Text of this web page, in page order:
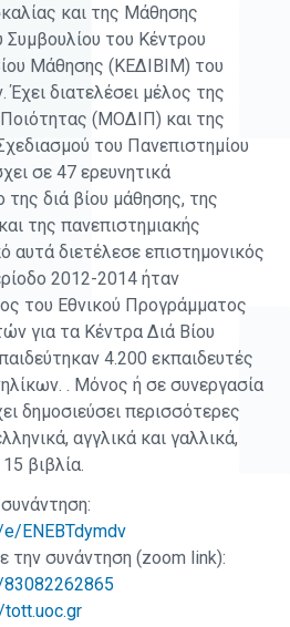
και της Μάθησης
του Κέντρου
Μάθησης (ΚΕΔΙΒΙΜ) του
διατελέσει μέλος της
(ΜΟΔΙΠ) και της
του Πανεπιστημίου
σε 47 ερευνητικά
διά βίου μάθησης, της
της πανεπιστημιακής
αυτά διετέλεσε επιστημονικός
2012-2014 ήταν
του Εθνικού Προγράμματος
για τα Κέντρα Διά Βίου
4.200 εκπαιδευτές
. Μόνος ή σε συνεργασία
δημοσιεύσει περισσότερες
αγγλικά και γαλλικά,
βιβλία.
ENEBTdymdv
την συνάντηση (zoom link):